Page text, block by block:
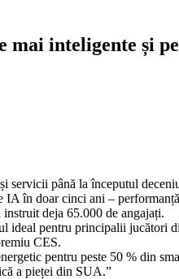
mai inteligente și
servicii până la începutul
în doar cinci ani –
deja 65.000 de angajați.
ideal pentru principalii jucători
CES.
pentru peste 50 % din
a pieței din SUA.”